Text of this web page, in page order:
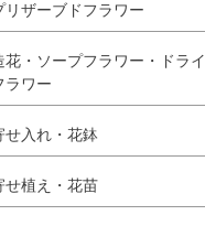
リザーブドフラワー
花・ソープフラワー・ドライ
ラワー
せ入れ・花鉢
せ植え・花苗